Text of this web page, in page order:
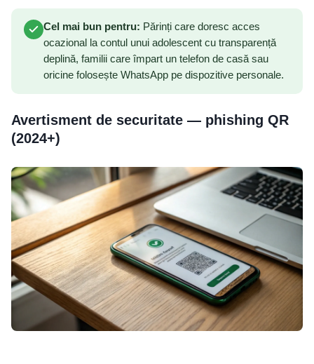
Cel mai bun pentru: Părinți care doresc acces
ocazional la contul unui adolescent cu transparență
deplină, familii care împart un telefon de casă sau
oricine folosește WhatsApp pe dispozitive personale.
Avertisment de securitate — phishing QR
(2024+)